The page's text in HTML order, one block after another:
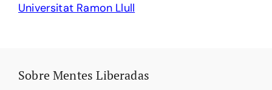
Universitat Ramon Llull
Sobre Mentes Liberadas